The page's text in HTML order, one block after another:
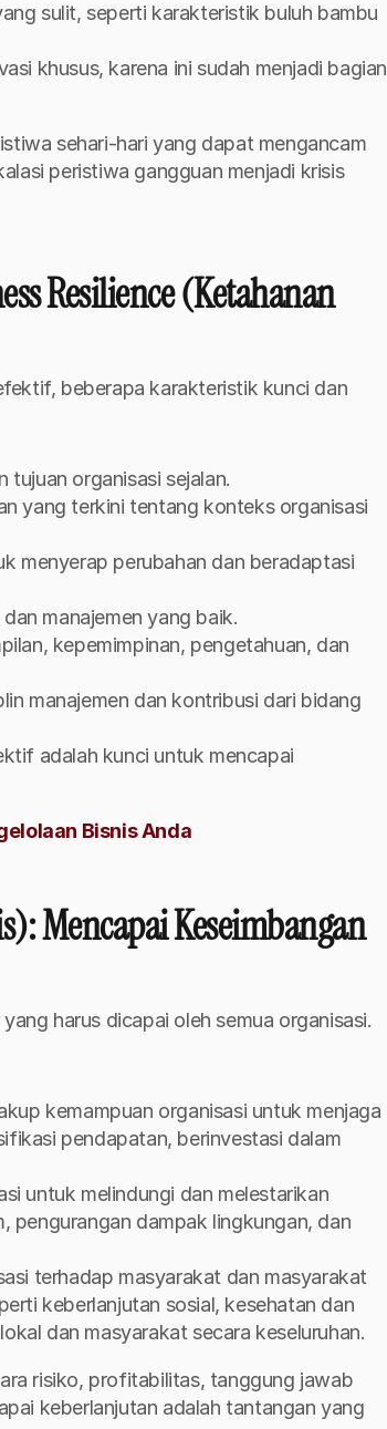
sulit, seperti karakteristik buluh bambu
khusus, karena ini sudah menjadi bagian
sehari-hari yang dapat mengancam
peristiwa gangguan menjadi krisis
Resilience (Ketahanan
beberapa karakteristik kunci dan
tujuan organisasi sejalan.
yang terkini tentang konteks organisasi
menyerap perubahan dan beradaptasi
manajemen yang baik.
kepemimpinan, pengetahuan, dan
manajemen dan kontribusi dari bidang
adalah kunci untuk mencapai
Bisnis Anda
Mencapai Keseimbangan
harus dicapai oleh semua organisasi.
kemampuan organisasi untuk menjaga
pendapatan, berinvestasi dalam
untuk melindungi dan melestarikan
pengurangan dampak lingkungan, dan
terhadap masyarakat dan masyarakat
keberlanjutan sosial, kesehatan dan
dan masyarakat secara keseluruhan.
risiko, profitabilitas, tanggung jawab
keberlanjutan adalah tantangan yang